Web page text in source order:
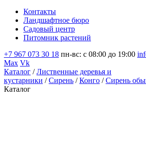
Контакты
Ландшафтное бюро
Садовый центр
Питомник растений
+7 967 073 30 18 пн-вс: с 08:00 до 19:00
Max Vk
Каталог /Лиственные деревья и
кустарники /Сирень /Конго /Сирень
Каталог